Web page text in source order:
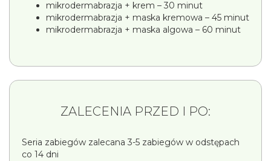
mikrodermabrazja + krem – 30 minut
mikrodermabrazja + maska kremowa – 45 minut
mikrodermabrazja + maska algowa – 60 minut
ZALECENIA PRZED I PO:
Seria zabiegów zalecana 3-5 zabiegów w odstępach
co 14 dni